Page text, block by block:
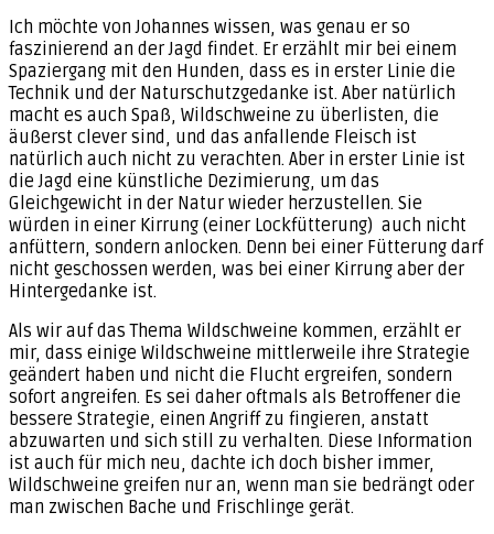
Ich möchte von Johannes wissen, was genau er so
faszinierend an der Jagd findet. Er erzählt mir bei einem
Spaziergang mit den Hunden, dass es in erster Linie die
Technik und der Naturschutzgedanke ist. Aber natürlich
macht es auch Spaß, Wildschweine zu überlisten, die
äußerst clever sind, und das anfallende Fleisch ist
natürlich auch nicht zu verachten. Aber in erster Linie ist
die Jagd eine künstliche Dezimierung, um das
Gleichgewicht in der Natur wieder herzustellen. Sie
würden in einer Kirrung (einer Lockfütterung) auch nicht
anfüttern, sondern anlocken. Denn bei einer Fütterung darf
nicht geschossen werden, was bei einer Kirrung aber der
Hintergedanke ist.
Als wir auf das Thema Wildschweine kommen, erzählt er
mir, dass einige Wildschweine mittlerweile ihre Strategie
geändert haben und nicht die Flucht ergreifen, sondern
sofort angreifen. Es sei daher oftmals als Betroffener die
bessere Strategie, einen Angriff zu fingieren, anstatt
abzuwarten und sich still zu verhalten. Diese Information
ist auch für mich neu, dachte ich doch bisher immer,
Wildschweine greifen nur an, wenn man sie bedrängt oder
man zwischen Bache und Frischlinge gerät.